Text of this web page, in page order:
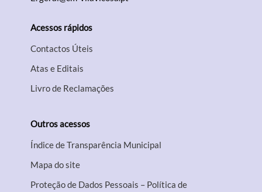
Acessos rápidos
Contactos Úteis
Atas e Editais
Livro de Reclamações
Outros acessos
Índice de Transparência Municipal
Mapa do site
Proteção de Dados Pessoais – Política de